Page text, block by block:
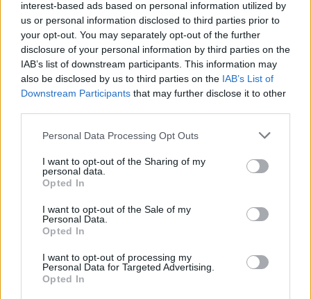
interest-based ads based on personal information utilized by
us or personal information disclosed to third parties prior to
your opt-out. You may separately opt-out of the further
disclosure of your personal information by third parties on the
IAB’s list of downstream participants. This information may
also be disclosed by us to third parties on the IAB’s List of
Downstream Participants that may further disclose it to other
Personal Data Processing Opt Outs
I want to opt-out of the Sharing of my
personal data.
Opted In
I want to opt-out of the Sale of my
Personal Data.
Opted In
I want to opt-out of processing my
Personal Data for Targeted Advertising.
Opted In
Древен храм на почти 900 години
Полша
07.08.2026 / 16:00